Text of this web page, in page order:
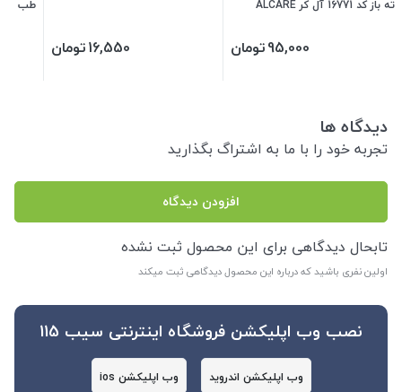
ته باز کد 16771 آل کر ALCARE
95,000تومان 16,550تومان
طب
دیدگاه ها
تجربه خود را با ما به اشتراگ بگذارید
افزودن دیدگاه
تابحال دیدگاهی برای این محصول ثبت نشده
اولین نفری باشید که درباره این محصول دیدگاهی ثبت میکند
نصب وب اپلیکشن فروشگاه اینترنتی سیب 115
وب اپلیکشن اندروید وب اپلیکشن ios